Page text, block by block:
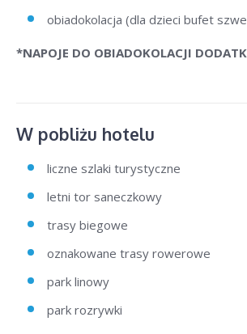
obiadokolacja (dla dzieci bufet
*NAPOJE DO OBIADOKOLACJI
W pobliżu hotelu
liczne szlaki turystyczne
letni tor saneczkowy
trasy biegowe
oznakowane trasy rowerowe
park linowy
park rozrywki